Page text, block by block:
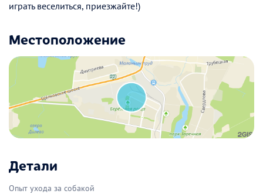
играть веселиться, приезжайте!)
Местоположение
Детали
Опыт ухода за собакой